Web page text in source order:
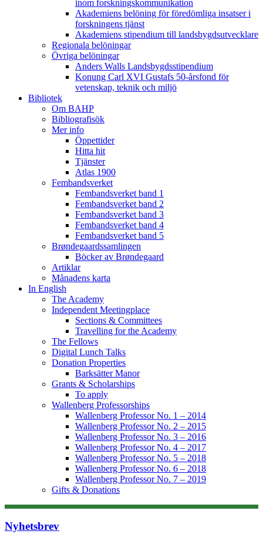
inom forskningskommunikation
Akademiens belöning för föredömliga insatser i
forskningens tjänst
Akademiens stipendium till landsbygdsutvecklare
Regionala belöningar
Övriga belöningar
Anders Walls Landsbygdsstipendium
Konung Carl XVI Gustafs 50-årsfond för
vetenskap, teknik och miljö
Bibliotek
Om BAHP
Bibliografisök
Mer info
Öppettider
Hitta hit
Tjänster
Atlas 1900
Fembandsverket
Fembandsverket band 1
Fembandsverket band 2
Fembandsverket band 3
Fembandsverket band 4
Fembandsverket band 5
Brøndegaardssamlingen
Böcker av Brøndegaard
Artiklar
Månadens karta
In English
The Academy
Independent Meetingplace
Sections & Committees
Travelling for the Academy
The Fellows
Digital Lunch Talks
Donation Properties
Barksätter Manor
Grants & Scholarships
To apply
Wallenberg Professorships
Wallenberg Professor No. 1 – 2014
Wallenberg Professor No. 2 – 2015
Wallenberg Professor No. 3 – 2016
Wallenberg Professor No. 4 – 2017
Wallenberg Professor No. 5 – 2018
Wallenberg Professor No. 6 – 2018
Wallenberg Professor No. 7 – 2019
Gifts & Donations
Nyhetsbrev